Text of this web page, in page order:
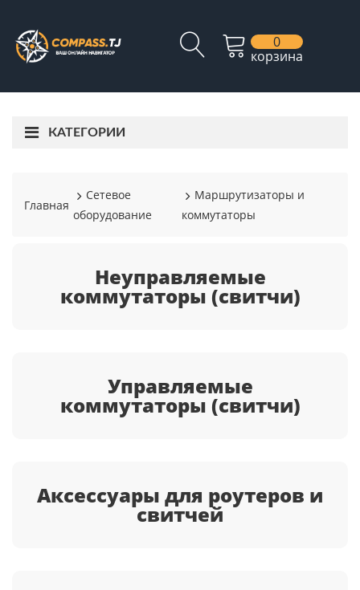
0
корзина
КАТЕГОРИИ
Главная
Сетевое
оборудование
Маршрутизаторы и
коммутаторы
Неуправляемые
коммутаторы (свитчи)
Управляемые
коммутаторы (свитчи)
Аксессуары для роутеров и
свитчей